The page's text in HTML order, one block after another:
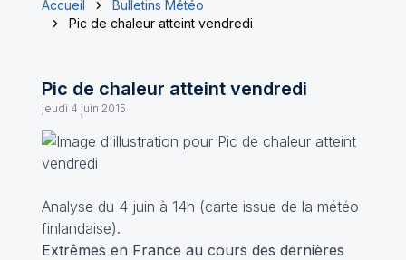
Accueil
Bulletins Météo
Pic de chaleur atteint vendredi
Pic de chaleur atteint vendredi
jeudi 4 juin 2015
Analyse du 4 juin à 14h (carte issue de la météo
finlandaise).
Extrêmes en France au cours des dernières